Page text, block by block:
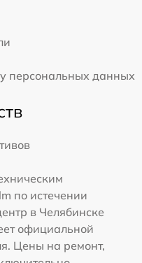
персональных данных
по истечении
в Челябинске
официальной
Цены на ремонт,